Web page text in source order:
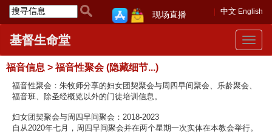
中文 English
现场直播
Toggle
基督生命堂
福音信息 > 福音性聚会 (隐藏细节...)
福音性聚会：朱牧师分享的妇女团契聚会与周四早间聚会、乐龄聚会、
福音班、除圣经概览以外的门徒培训信息。
妇女团契聚会与周四早间聚会：2018-2023
自从2020年七月，周四早间聚会并在两个星期一次实体在本教会举行。